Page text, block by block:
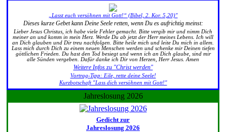
„Lasst euch versöhnen mit Gott!“ (Bibel, 2. Kor. 5,20)"
Dieses kurze Gebet kann Deine Seele retten, wenn Du es aufrichtig meinst:
Lieber Jesus Christus, ich habe viele Fehler gemacht. Bitte vergib mir und nimm Dich
meiner an und komm in mein Herz. Werde Du ab jetzt der Herr meines Lebens. Ich will
an Dich glauben und Dir treu nachfolgen. Bitte heile mich und leite Du mich in allem.
Lass mich durch Dich zu einem neuen Menschen werden und schenke mir Deinen tiefen
göttlichen Frieden. Du hast den Tod besiegt und wenn ich an Dich glaube, sind mir
alle Sünden vergeben. Dafür danke ich Dir von Herzen, Herr Jesus. Amen
Weitere Infos zu "Christ werden"
Vortrag-Tipp: Eile, rette deine Seele!
Kurzbotschaft "Lass dich versöhnen mit Gott!"
Jahreslosung 2026
Gedicht zur
Jahreslosung 2026